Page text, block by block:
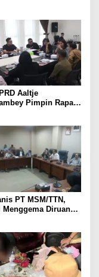
Aaltje
Pimpin Rapat
Ranperda LKPJ
PT MSM/TTN,
Menggema Diruang